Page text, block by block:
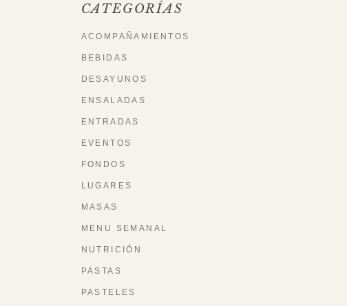
CATEGORÍAS
ACOMPAÑAMIENTOS
BEBIDAS
DESAYUNOS
ENSALADAS
ENTRADAS
EVENTOS
FONDOS
LUGARES
MASAS
MENU SEMANAL
NUTRICIÓN
PASTAS
PASTELES